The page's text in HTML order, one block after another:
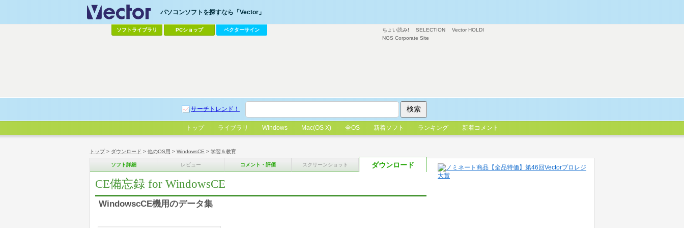
トップ> ダウンロード > 他のOS用 > WindowsCE > 学習＆教育
ソフト詳細 レビュー コメント・評価 スクリーンショット ダウンロード
CE備忘録 for WindowsCE
WindowscCE機用のデータ集
ちょい読み! SELECTION
Vector HOLDI
NGS Corporate Site
パソコンソフトを探すなら「Vector」
ソフトライブラリ PCショップ ベクターサイン
サーチトレンド！
トップ ライブラリ Windows Mac(OS X) 全OS 新着ソフト ランキング 新着コメント